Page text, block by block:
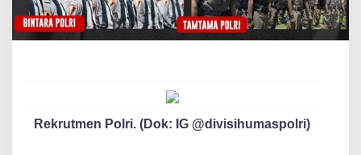
Rekrutmen Polri. (Dok: IG @divisihumaspolri)